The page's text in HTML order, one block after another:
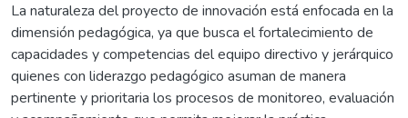
La naturaleza del proyecto de innovación está enfocada en la
dimensión pedagógica, ya que busca el fortalecimiento de
capacidades y competencias del equipo directivo y jerárquico
quienes con liderazgo pedagógico asuman de manera
pertinente y prioritaria los procesos de monitoreo, evaluación